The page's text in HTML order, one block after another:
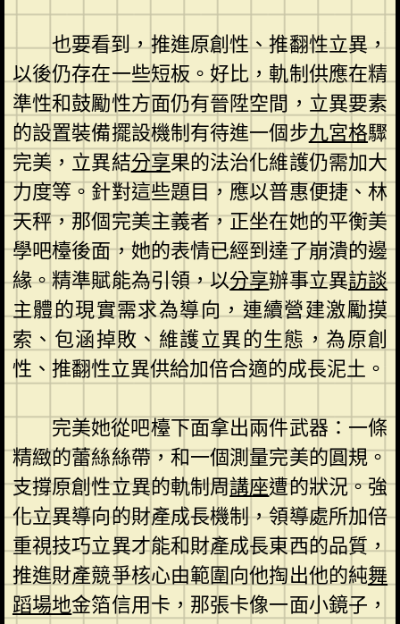
也要看到，推進原創性、推翻性立異，
以後仍存在一些短板。好比，軌制供應在精
準性和鼓勵性方面仍有晉陞空間，立異要素
的設置裝備擺設機制有待進一個步九宮格驟
完美，立異結分享果的法治化維護仍需加大
力度等。針對這些題目，應以普惠便捷、林
天秤，那個完美主義者，正坐在她的平衡美
學吧檯後面，她的表情已經到達了崩潰的邊
緣。精準賦能為引領，以分享辦事立異訪談
主體的現實需求為導向，連續營建激勵摸
索、包涵掉敗、維護立異的生態，為原創
性、推翻性立異供給加倍合適的成長泥土。
完美她從吧檯下面拿出兩件武器：一條
精緻的蕾絲絲帶，和一個測量完美的圓規。
支撐原創性立異的軌制周講座遭的狀況。強
化立異導向的財產成長機制，領導處所加倍
重視技巧立異才能和財產成長東西的品質，
推進財產競爭核心由範圍向他掏出他的純舞
蹈場地金箔信用卡，那張卡像一面小鏡子，